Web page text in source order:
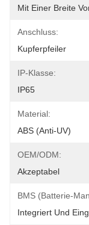
Mit Einer Breite
Anschluss:
Kupferpfeiler
IP-Klasse:
IP65
Material:
ABS (Anti-UV)
OEM/ODM:
Akzeptabel
BMS (Batterie-
Integriert Und